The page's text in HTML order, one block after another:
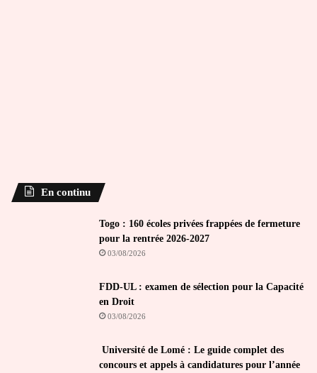
En continu
Togo : 160 écoles privées frappées de fermeture
pour la rentrée 2026-2027
03/08/2026
FDD-UL : examen de sélection pour la Capacité
en Droit
03/08/2026
Université de Lomé : Le guide complet des
concours et appels à candidatures pour l’année